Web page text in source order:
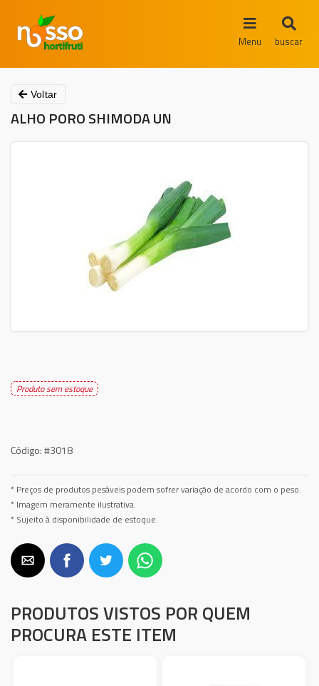
Menu buscar
Voltar
ALHO PORO SHIMODA UN
Produto sem estoque
Código:#3018
* Preços de produtos pesáveis podem sofrer variação de acordo com o peso.
* Imagem meramente ilustrativa.
* Sujeito à disponibilidade de estoque.
PRODUTOS VISTOS POR QUEM
PROCURA ESTE ITEM